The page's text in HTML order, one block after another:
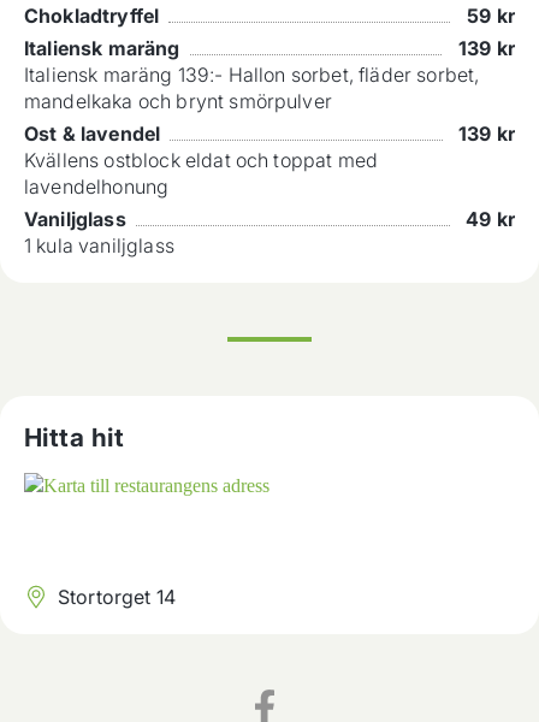
Chokladtryffel
59 kr
Italiensk maräng
139 kr
Italiensk maräng 139:- Hallon sorbet, fläder sorbet,
mandelkaka och brynt smörpulver
Ost & lavendel
139 kr
Kvällens ostblock eldat och toppat med
lavendelhonung
Vaniljglass
49 kr
1 kula vaniljglass
Hitta hit
Stortorget 14